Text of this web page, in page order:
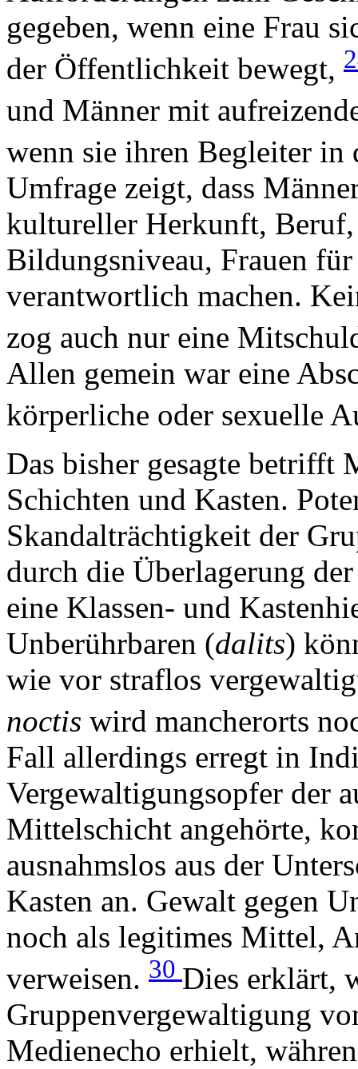
gegeben, wenn eine Frau
der Öffentlichkeit bewegt,
und Männer mit
wenn sie ihren Begleiter
Umfrage zeigt, dass
kultureller Herkunft,
Bildungsniveau, Frauen
verantwortlich machen.
zog auch nur eine
Allen gemein war eine
körperliche oder sexuelle
Das bisher gesagte betrifft
Schichten und Kasten.
Skandalträchtigkeit der
durch die Überlagerung
eine Klassen- und
Unberührbaren (dalits)
wie vor straflos
noctis wird mancherorts
Fall allerdings erregt in
Vergewaltigungsopfer der
Mittelschicht angehörte,
ausnahmslos aus der
Kasten an. Gewalt gegen
noch als legitimes Mittel,
verweisen. 30 Dies erklärt,
Gruppenvergewaltigung
Medienecho erhielt,